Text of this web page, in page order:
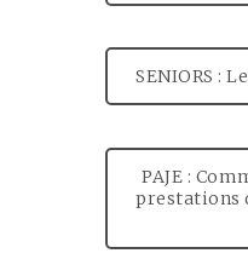
SENIORS :
PAJE :
prestations